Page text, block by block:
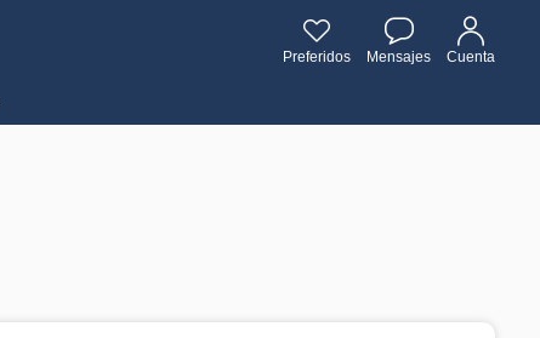
Preferidos Mensajes Cuenta